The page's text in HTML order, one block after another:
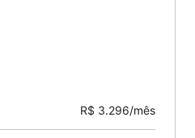
R$ 3.296/mês